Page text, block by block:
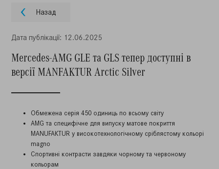
Назад
Дата публiкацiї: 12.06.2025
Mercedes-AMG GLE та GLS тепер доступні в
версії MANFAKTUR Arctic Silver
Обмежена серія 450 одиниць по всьому світу
AMG та специфічне для випуску матове покриття
MANUFAKTUR у високотехнологічному сріблястому кольорі
magno
Спортивні контрасти завдяки чорному та червоному
кольорам